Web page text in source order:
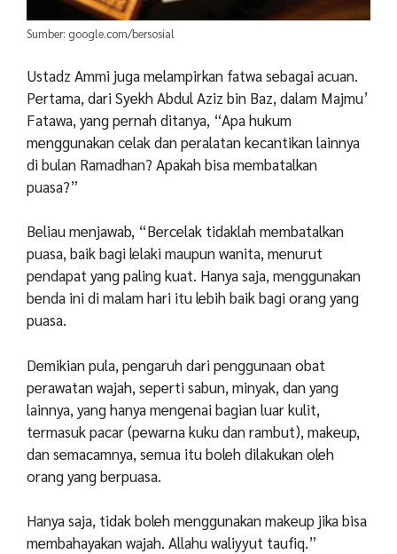
Sumber: google.com/bersosial
Ustadz Ammi juga melampirkan fatwa sebagai acuan.
Pertama, dari Syekh Abdul Aziz bin Baz, dalam Majmu’
Fatawa, yang pernah ditanya, “Apa hukum
menggunakan celak dan peralatan kecantikan lainnya
di bulan Ramadhan? Apakah bisa membatalkan
puasa?”
Beliau menjawab, “Bercelak tidaklah membatalkan
puasa, baik bagi lelaki maupun wanita, menurut
pendapat yang paling kuat. Hanya saja, menggunakan
benda ini di malam hari itu lebih baik bagi orang yang
puasa.
Demikian pula, pengaruh dari penggunaan obat
perawatan wajah, seperti sabun, minyak, dan yang
lainnya, yang hanya mengenai bagian luar kulit,
termasuk pacar (pewarna kuku dan rambut), makeup,
dan semacamnya, semua itu boleh dilakukan oleh
orang yang berpuasa.
Hanya saja, tidak boleh menggunakan makeup jika bisa
membahayakan wajah. Allahu waliyyut taufiq.”